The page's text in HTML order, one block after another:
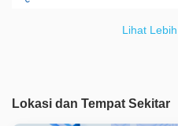
Lihat
Lokasi dan Tempat Sekitar